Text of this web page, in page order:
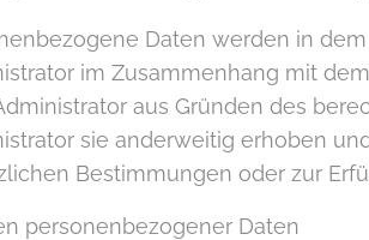
Daten werden in
im Zusammenhang mit
aus Gründen des
sie anderweitig erhoben
Bestimmungen oder zur
personenbezogener Daten